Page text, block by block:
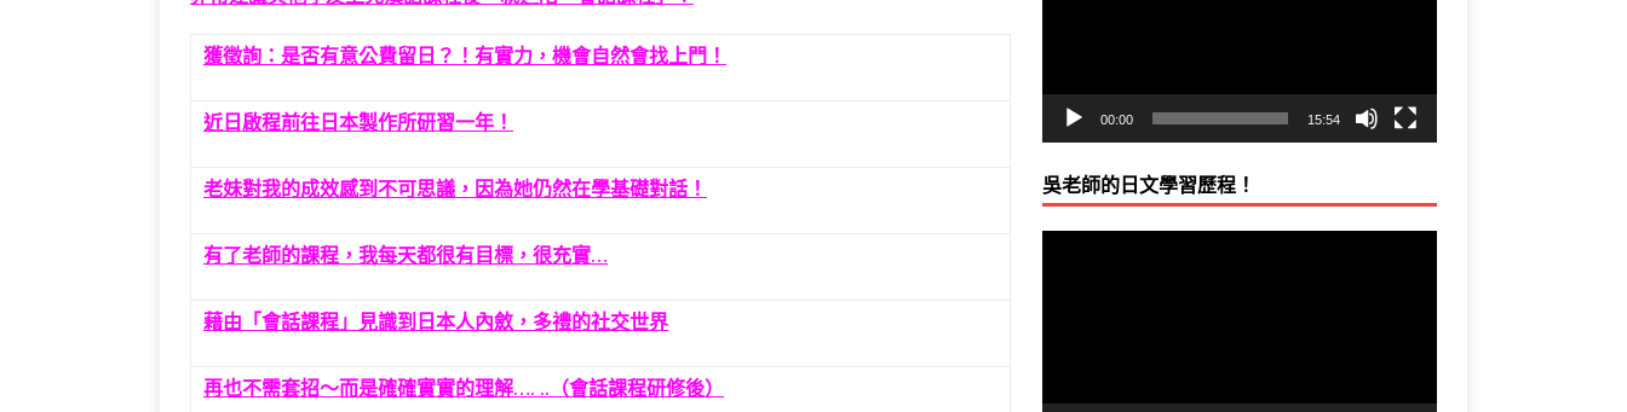
獲徵詢：是否有意公費留日？！有實力，機會自然會找上門！
近日啟程前往日本製作所研習一年！
老妹對我的成效感到不可思議，因為她仍然在學基礎對話！
有了老師的課程，我每天都很有目標，很充實…
藉由「會話課程」見識到日本人內斂，多禮的社交世界
再也不需套招～而是確確實實的理解…. ..（會話課程研修後）
00:00 15:54
吳老師的日文學習歷程！